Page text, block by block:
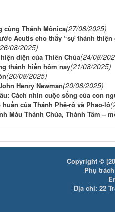
cùng Thánh Mônica(27/08/2025)
Acutis cho thấy “sự thánh
08/2025)
diện của Thiên Chúa(24/08/
thánh hiến hôm nay(21/08/2025)
(20/08/2025)
Henry Newman(20/08/2025)
Cách nhìn cuộc sống của con
của Thánh Phê-rô và Phao-lô
Máu Thánh Chúa, Thánh Tâm –
Copyright ©
Phụ
Địa chỉ: 22